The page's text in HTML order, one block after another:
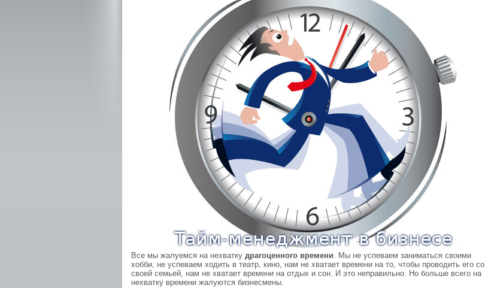
Все мы жалуемся на нехватку драгоценного времени. Мы не успеваем заниматься своими
хобби, не успеваем ходить в театр, кино, нам не хватает времени на то, чтобы проводить его со
своей семьей, нам не хватает времени на отдых и сон. И это неправильно. Но больше всего на
нехватку времени жалуются бизнесмены.